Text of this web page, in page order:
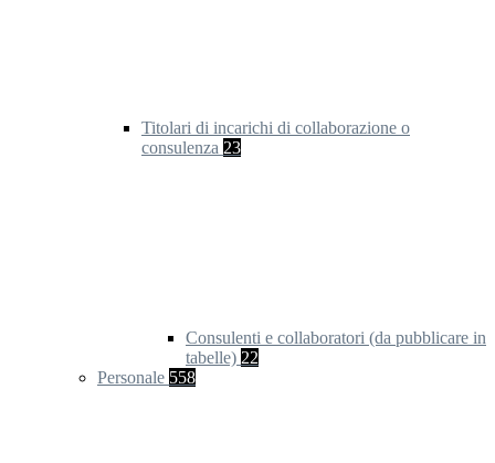
Titolari di incarichi di collaborazione o
consulenza 23
Consulenti e collaboratori (da pubblicare in
tabelle) 22
Personale 558